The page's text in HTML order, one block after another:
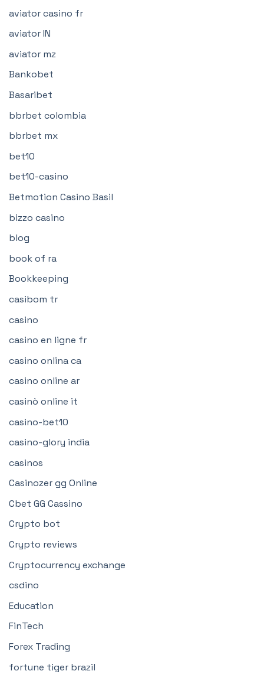
aviator casino fr
aviator IN
aviator mz
Bankobet
Basaribet
bbrbet colombia
bbrbet mx
bet10
bet10-casino
Betmotion Casino Basil
bizzo casino
blog
book of ra
Bookkeeping
casibom tr
casino
casino en ligne fr
casino onlina ca
casino online ar
casinò online it
casino-bet10
casino-glory india
casinos
Casinozer gg Online
Cbet GG Cassino
Crypto bot
Crypto reviews
Cryptocurrency exchange
csdino
Education
FinTech
Forex Trading
fortune tiger brazil